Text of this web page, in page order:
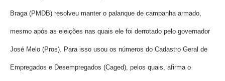
Braga (PMDB) resolveu manter o palanque de campanha armado,
mesmo após as eleições nas quais ele foi derrotado pelo governador
José Melo (Pros). Para isso usou os números do Cadastro Geral de
Empregados e Desempregados (Caged), pelos quais, afirma o